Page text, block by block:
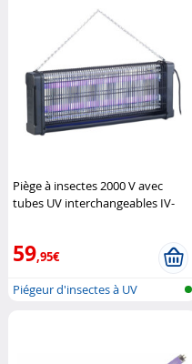
Piège à insectes 2000 V avec
tubes UV interchangeables IV-
59,95€
Piégeur d'insectes à UV